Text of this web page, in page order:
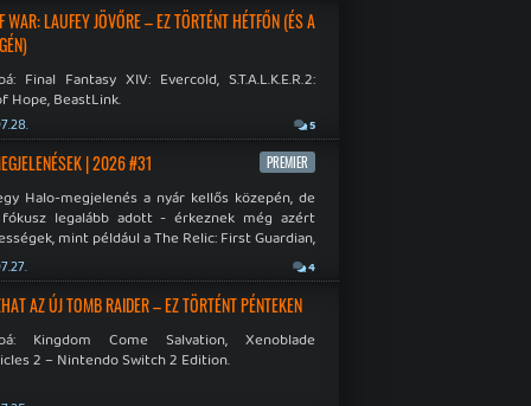
WAR: LAUFEY JÖVŐRE – EZ TÖRTÉNT HÉTFŐN (ÉS A
Final Fantasy XIV: Evercold, S.T.A.L.K.E.R.2:
Hope, BeastLink.
5
| 2026 #31 PREMIER
Halo-megjelenés a nyár kellős közepén, de
legalább adott - érkeznek még azért
mint például a The Relic: First Guardian,
Chronicles 2 és a Dispatch új átiratai vagy
a Mistfall Hunter
4
AZ ÚJ TOMB RAIDER – EZ TÖRTÉNT PÉNTEKEN
Kingdom Come Salvation, Xenoblade
2 – Nintendo Switch 2 Edition.